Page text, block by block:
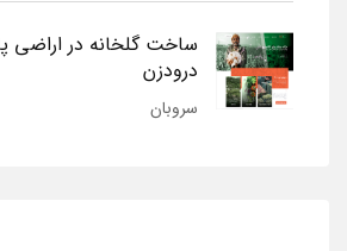
ساخت گلخانه در اراضی
درودزن
سروبان